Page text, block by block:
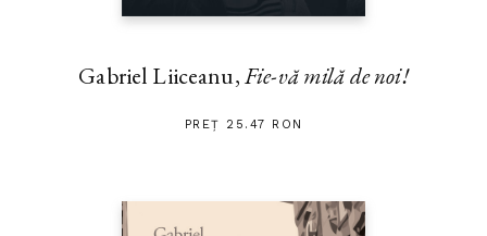
Gabriel Liiceanu,Fie-vă milă de noi!
PREȚ 25.47 RON